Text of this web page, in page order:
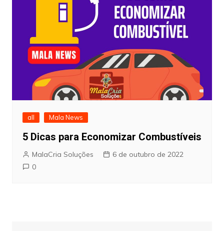
all Mala News
5 Dicas para Economizar Combustíveis
MalaCria Soluções
6 de outubro de 2022
0